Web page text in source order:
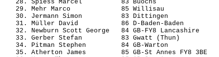
28. Spiess Marcel          83 Buochs
29. Mehr Marco             85 Willisau
30. Jermann Simon          83 Dittingen
31. Müller David           86 D-Baden-Baden
32. Newburn Scott George   84 GB-FY8 Lancashire
33. Gerber Stefan          83 Gwatt (Thun)
34. Pitman Stephen         84 GB-Warton
35. Atherton James         85 GB-St Annes FY8 3BE